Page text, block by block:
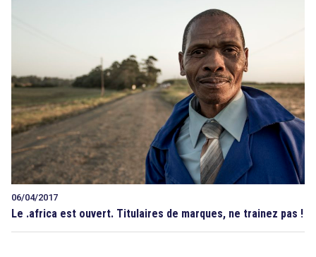
06/04/2017
Le .africa est ouvert. Titulaires de marques, ne trainez pas !